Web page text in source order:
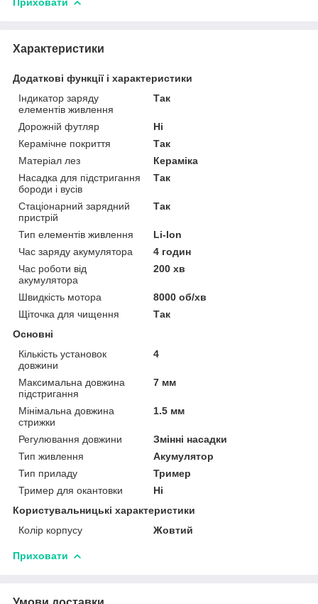
Характеристики
Додаткові функції і характеристики
Індикатор заряду
елементів живлення
Так
Дорожній футляр
Ні
Керамічне покриття
Так
Матеріал лез
Кераміка
Насадка для підстригання
бороди і вусів
Так
Стаціонарний зарядний
пристрій
Так
Тип елементів живлення
Li-Ion
Час заряду акумулятора
4 годин
Час роботи від
акумулятора
200 хв
Швидкість мотора
8000 об/хв
Щіточка для чищення
Так
Основні
Кількість установок
довжини
4
Максимальна довжина
підстригання
7 мм
Мінімальна довжина
стрижки
1.5 мм
Регулювання довжини
Змінні насадки
Тип живлення
Акумулятор
Тип приладу
Тример
Тример для окантовки
Ні
Користувальницькі характеристики
Колір корпусу
Жовтий
Приховати